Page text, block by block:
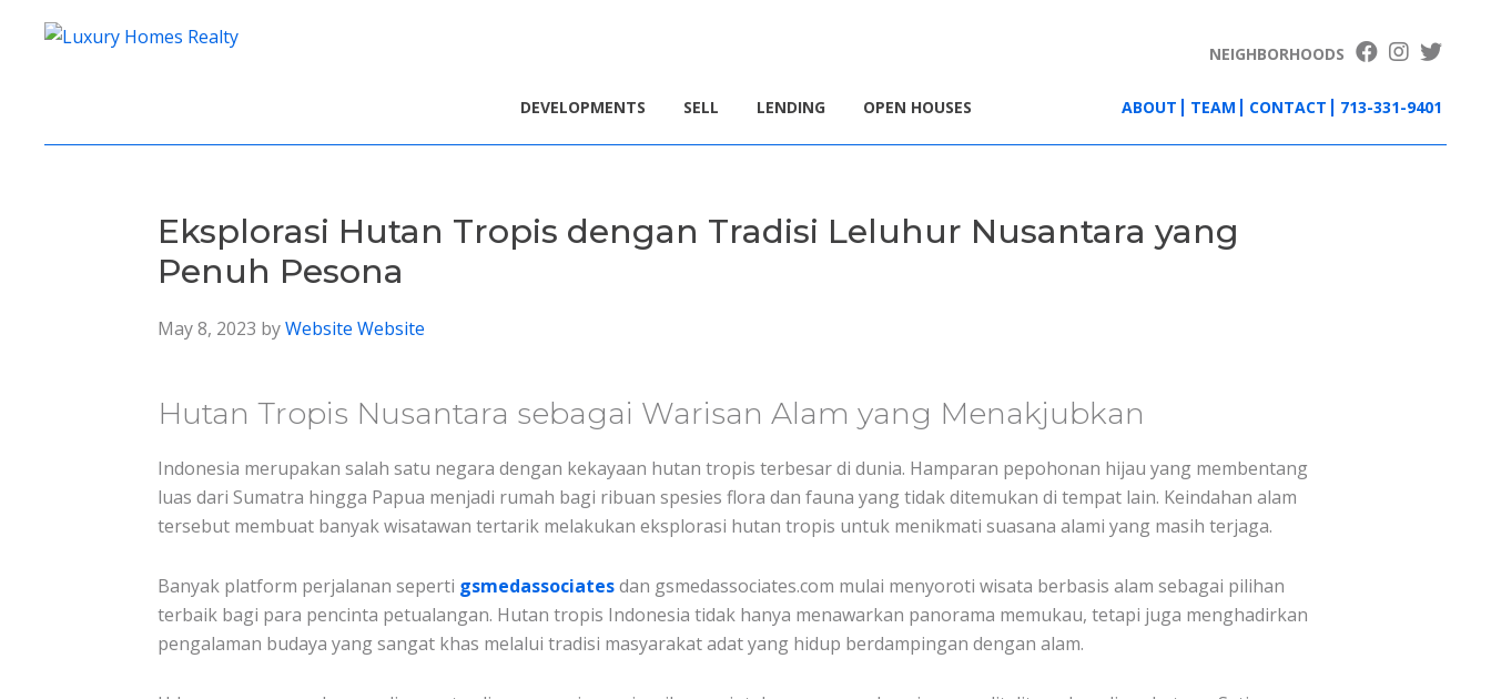
Real
NEIGHBORHOODS
ABOUT TEAM CONTACT 713-331-9401
DEVELOPMENTS SELL LENDING OPEN HOUSES
Eksplorasi Hutan Tropis dengan Tradisi Leluhur Nusantara yang
Penuh Pesona
May 8, 2023 byWebsite Website
Hutan Tropis Nusantara sebagai Warisan Alam yang Menakjubkan
Indonesia merupakan salah satu negara dengan kekayaan hutan tropis terbesar di dunia. Hamparan pepohonan hijau yang membentang
luas dari Sumatra hingga Papua menjadi rumah bagi ribuan spesies flora dan fauna yang tidak ditemukan di tempat lain. Keindahan alam
tersebut membuat banyak wisatawan tertarik melakukan eksplorasi hutan tropis untuk menikmati suasana alami yang masih terjaga.
Banyak platform perjalanan seperti gsmedassociatesdan gsmedassociates.com mulai menyoroti wisata berbasis alam sebagai pilihan
terbaik bagi para pencinta petualangan. Hutan tropis Indonesia tidak hanya menawarkan panorama memukau, tetapi juga menghadirkan
pengalaman budaya yang sangat khas melalui tradisi masyarakat adat yang hidup berdampingan dengan alam.